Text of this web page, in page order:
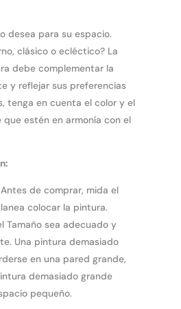
desea para su espacio.
clásico o ecléctico? La
debe complementar la
y reflejar sus preferencias
tenga en cuenta el color y el
que estén en armonía con el
de comprar, mida el
colocar la pintura.
Tamaño sea adecuado y
Una pintura demasiado
en una pared grande,
demasiado grande
pequeño.